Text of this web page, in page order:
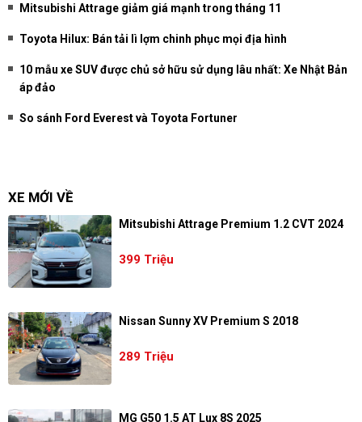
Mitsubishi Attrage giảm giá mạnh trong tháng 11
Toyota Hilux: Bán tải lì lợm chinh phục mọi địa hình
10 mẫu xe SUV được chủ sở hữu sử dụng lâu nhất: Xe Nhật Bản
áp đảo
So sánh Ford Everest và Toyota Fortuner
XE MỚI VỀ
Mitsubishi Attrage Premium 1.2 CVT 2024
399 Triệu
Nissan Sunny XV Premium S 2018
289 Triệu
MG G50 1.5 AT Lux 8S 2025